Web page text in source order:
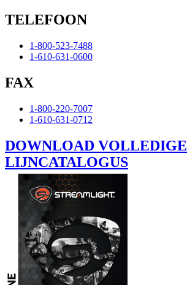
TELEFOON
1-800-523-7488
1-610-631-0600
FAX
1-800-220-7007
1-610-631-0712
DOWNLOAD VOLLEDIGE
LIJNCATALOGUS